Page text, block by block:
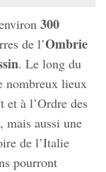
300
de l’Ombrie
. Le long du
nombreux lieux
à l’Ordre des
mais aussi une
de l’Italie
pourront